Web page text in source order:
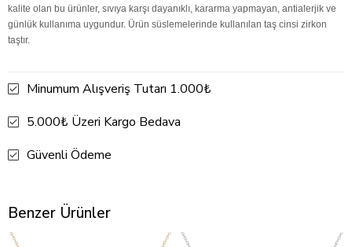
kalite olan bu ürünler, sıvıya karşı dayanıklı, kararma yapmayan, antialerjik ve
günlük kullanıma uygundur. Ürün süslemelerinde kullanılan taş cinsi zirkon
taştır.
Minumum Alışveriş Tutarı 1.000₺
5.000₺ Üzeri Kargo Bedava
Güvenli Ödeme
Benzer Ürünler